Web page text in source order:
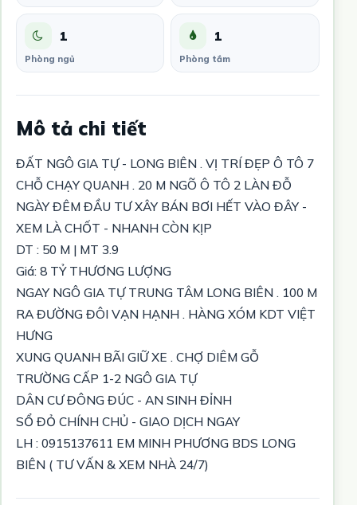
1
Phòng ngủ
1
Phòng tắm
Mô tả chi tiết
ĐẤT NGÔ GIA TỰ - LONG BIÊN . VỊ TRÍ ĐẸP Ô TÔ 7
CHỖ CHẠY QUANH . 20 M NGÕ Ô TÔ 2 LÀN ĐỖ
NGÀY ĐÊM ĐẦU TƯ XÂY BÁN BƠI HẾT VÀO ĐÂY -
XEM LÀ CHỐT - NHANH CÒN KỊP
DT : 50 M | MT 3.9
Giá: 8 TỶ THƯƠNG LƯỢNG
NGAY NGÔ GIA TỰ TRUNG TÂM LONG BIÊN . 100 M
RA ĐƯỜNG ĐÔI VẠN HẠNH . HÀNG XÓM KDT VIỆT
HƯNG
XUNG QUANH BÃI GIỮ XE . CHỢ DIÊM GỖ
TRƯỜNG CẤP 1-2 NGÔ GIA TỰ
DÂN CƯ ĐÔNG ĐÚC - AN SINH ĐỈNH
SỔ ĐỎ CHÍNH CHỦ - GIAO DỊCH NGAY
LH : 0915137611 EM MINH PHƯƠNG BDS LONG
BIÊN ( TƯ VẤN & XEM NHÀ 24/7)